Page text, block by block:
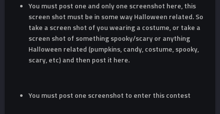
You must post one and only one screenshot here, this
screen shot must be in some way Halloween related. So
take a screen shot of you wearing a costume, or take a
screen shot of something spooky/scary or anything
Halloween related (pumpkins, candy, costume, spooky,
scary, etc) and then post it here.
You must post one screenshot to enter this contest